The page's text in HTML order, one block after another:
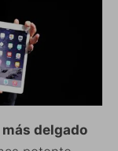
más delgado